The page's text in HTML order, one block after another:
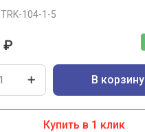
TRK-104-1-5
₽
В корзину
Купить в 1 клик